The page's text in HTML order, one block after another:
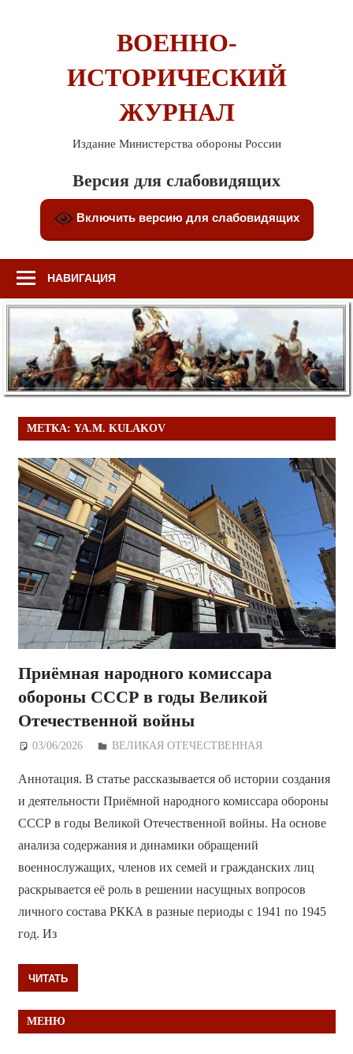
ВОЕННО-
ИСТОРИЧЕСКИЙ
ЖУРНАЛ
Издание Министерства обороны России
Версия для слабовидящих
Включить версию для слабовидящих
НАВИГАЦИЯ
МЕТКА: YA.M. KULAKOV
Приёмная народного комиссара
обороны СССР в годы Великой
Отечественной войны
03/06/2026 Дежурный по Редакции
ВЕЛИКАЯ ОТЕЧЕСТВЕННАЯ
Аннотация. В статье рассказывается об истории создания
и деятельности Приёмной народного комиссара обороны
СССР в годы Великой Отечественной войны. На основе
анализа содержания и динамики обращений
военнослужащих, членов их семей и гражданских лиц
раскрывается её роль в решении насущных вопросов
личного состава РККА в разные периоды с 1941 по 1945
год. Из
ЧИТАТЬ
МЕНЮ